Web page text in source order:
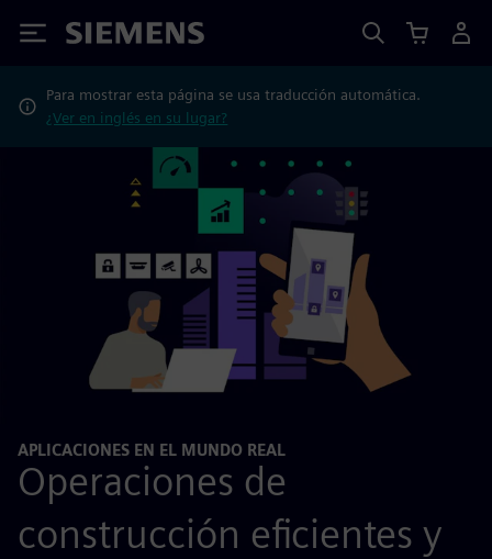
Siemens
Para mostrar esta página se usa traducción automática.
¿Ver en inglés en su lugar?
APLICACIONES EN EL MUNDO REAL
Operaciones de
construcción eficientes y